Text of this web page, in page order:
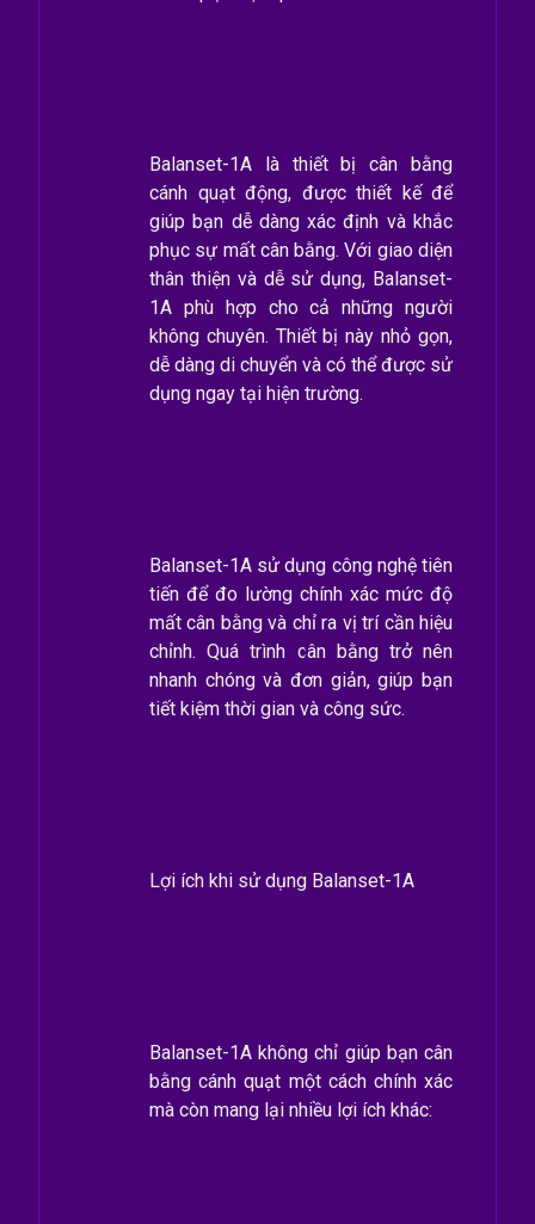
Balanset-1A là thiết bị cân bằng
cánh quạt động, được thiết kế để
giúp bạn dễ dàng xác định và khắc
phục sự mất cân bằng. Với giao diện
thân thiện và dễ sử dụng, Balanset-
1A phù hợp cho cả những người
không chuyên. Thiết bị này nhỏ gọn,
dễ dàng di chuyển và có thể được sử
dụng ngay tại hiện trường.
Balanset-1A sử dụng công nghệ tiên
tiến để đo lường chính xác mức độ
mất cân bằng và chỉ ra vị trí cần hiệu
chỉnh. Quá trình cân bằng trở nên
nhanh chóng và đơn giản, giúp bạn
tiết kiệm thời gian và công sức.
Lợi ích khi sử dụng Balanset-1A
Balanset-1A không chỉ giúp bạn cân
bằng cánh quạt một cách chính xác
mà còn mang lại nhiều lợi ích khác: